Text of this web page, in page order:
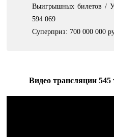
Выигрышных билетов /
594 069
Суперприз: 700 000 000
Видео трансляции